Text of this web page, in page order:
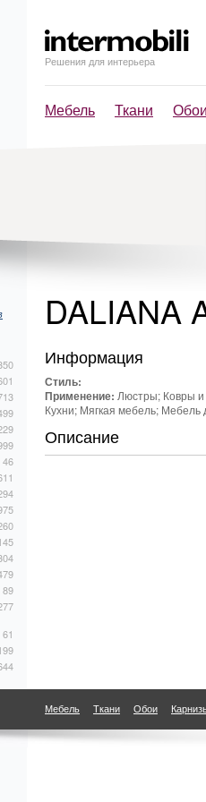
Решения для интерьера
Мебель Ткани Обои
46
89
61
DALIANA
Информация
Стиль:
Применение: Люстры; Ковры и
Кухни; Мягкая мебель;
Описание
Мебель Ткани Обои